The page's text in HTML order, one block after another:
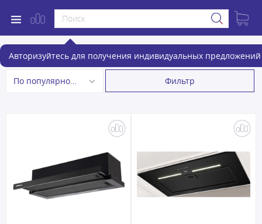
Авторизуйтесь для получения индивидуальных предложений
Вытяжки
По популярности Фильтр